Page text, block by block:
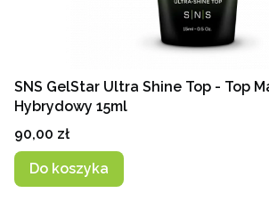
SNS GelStar Ultra Shine Top - Top
Hybrydowy 15ml
Cena
90,00 zł
Do koszyka